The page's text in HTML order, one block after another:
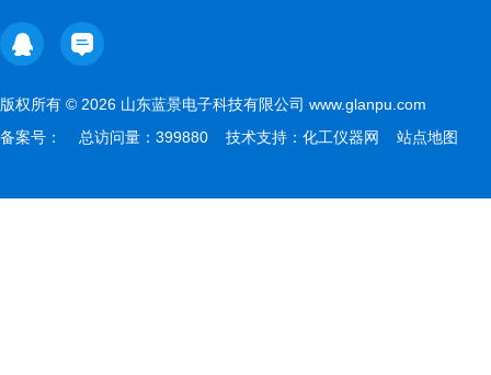
版权所有 © 2026 山东蓝景电子科技有限公司 www.glanpu.com
备案号：
总访问量：399880 技术支持： 化工仪器网 站点地图